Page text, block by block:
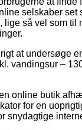
selskaber
lige så vel som
at undersøge
vandingsur –
online butik
for en
snydagtige